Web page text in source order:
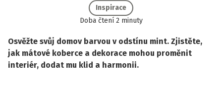
Doba čtení 2 minuty
Inspirace
Osvěžte svůj domov barvou v odstínu mint. Zjistěte,
jak mátové koberce a dekorace mohou proměnit
interiér, dodat mu klid a harmonii.